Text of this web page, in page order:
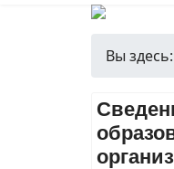
Вы здесь: